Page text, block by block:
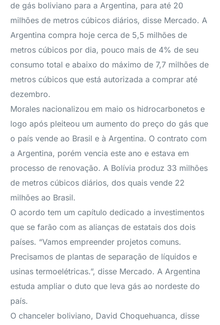
de gás boliviano para a Argentina, para até 20
milhões de metros cúbicos diários, disse Mercado. A
Argentina compra hoje cerca de 5,5 milhões de
metros cúbicos por dia, pouco mais de 4% de seu
consumo total e abaixo do máximo de 7,7 milhões de
metros cúbicos que está autorizada a comprar até
dezembro.
Morales nacionalizou em maio os hidrocarbonetos e
logo após pleiteou um aumento do preço do gás que
o país vende ao Brasil e à Argentina. O contrato com
a Argentina, porém vencia este ano e estava em
processo de renovação. A Bolívia produz 33 milhões
de metros cúbicos diários, dos quais vende 22
milhões ao Brasil.
O acordo tem um capítulo dedicado a investimentos
que se farão com as alianças de estatais dos dois
países. “Vamos empreender projetos comuns.
Precisamos de plantas de separação de líquidos e
usinas termoelétricas.”, disse Mercado. A Argentina
estuda ampliar o duto que leva gás ao nordeste do
país.
O chanceler boliviano, David Choquehuanca, disse